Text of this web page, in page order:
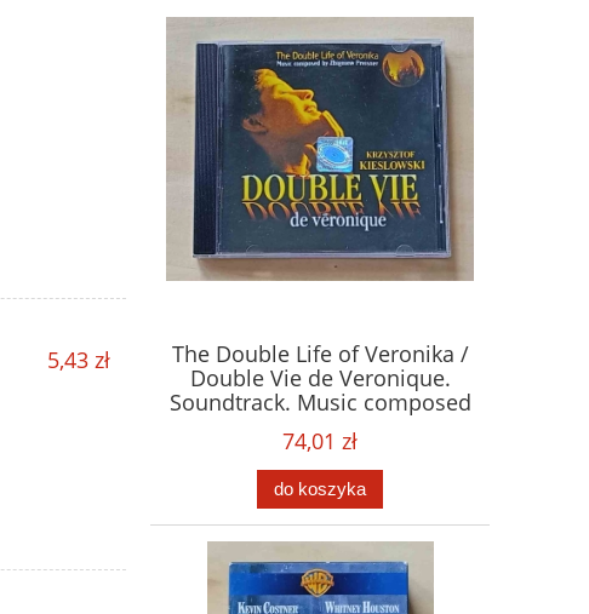
5,43 zł
The Double Life of Veronika /
Double Vie de Veronique.
Soundtrack. Music composed
by Zbigniew Preisner. Płyta
CD
74,01 zł
do koszyka